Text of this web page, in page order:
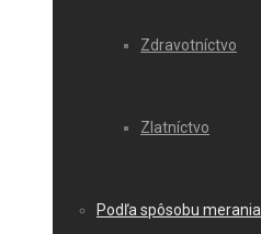
Zdravotníctvo
Zlatníctvo
Podľa spôsobu merania